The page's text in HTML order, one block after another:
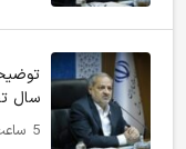
سال
5 ساعت پیش